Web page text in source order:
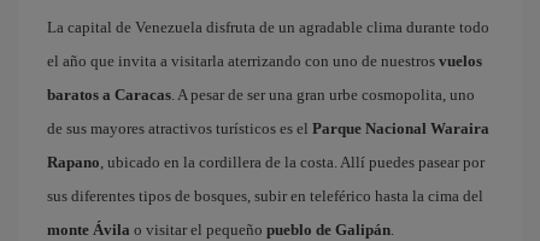
La capital de Venezuela disfruta de un agradable clima durante todo
el año que invita a visitarla aterrizando con uno de nuestros vuelos
baratos a Caracas. A pesar de ser una gran urbe cosmopolita, uno
de sus mayores atractivos turísticos es el Parque Nacional Waraira
Rapano, ubicado en la cordillera de la costa. Allí puedes pasear por
sus diferentes tipos de bosques, subir en teleférico hasta la cima del
monte Ávila o visitar el pequeño pueblo de Galipán.